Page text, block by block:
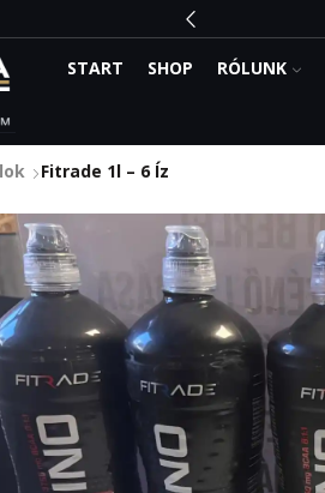
START SHOP RÓLUNK
Fitrade 1l – 6 Íz